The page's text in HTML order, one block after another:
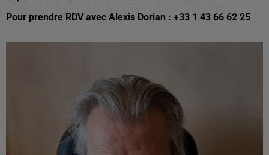
Pour prendre RDV avec Alexis Dorian : +33 1 43 66 62 25